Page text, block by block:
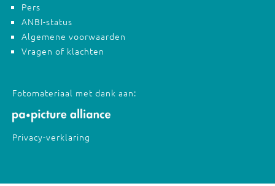
Pers
ANBI-status
Algemene voorwaarden
Vragen of klachten
Fotomateriaal met dank aan:
Privacy-verklaring